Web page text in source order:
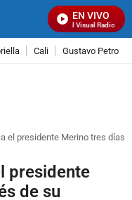
EN VIVO
Señal Visual Radio
Cali Gustavo Petro
el presidente Merino tres días
presidente
de su